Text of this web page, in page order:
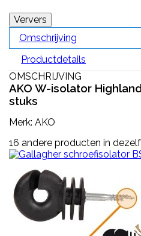
Omschrijving
Productdetails
OMSCHRIJVING
AKO W-isolator
stuks
Merk: AKO
16 andere producten in